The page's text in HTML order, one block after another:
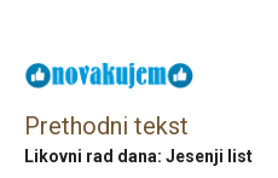
Prethodni tekst
Likovni rad dana: Jesenji list